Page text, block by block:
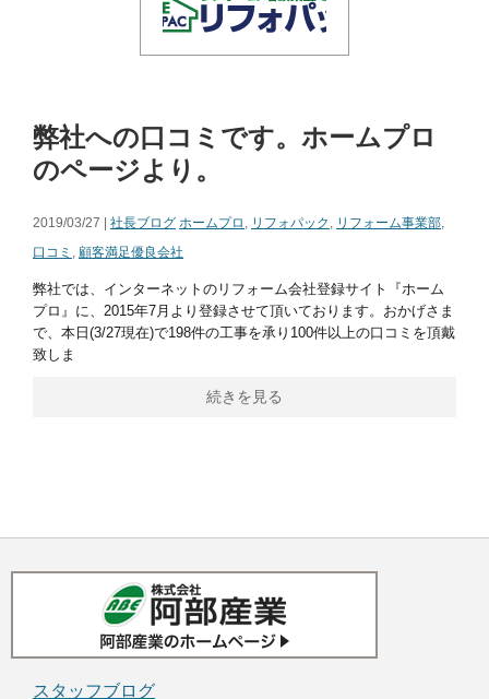
弊社への口コミです。ホームプロ
のページより。
2019/03/27 | 社長ブログ ホームプロ , リフォパック , リフォーム事業部,
口コミ , 顧客満足優良会社
弊社では、インターネットのリフォーム会社登録サイト『ホーム
プロ』に、2015年7月より登録させて頂いております。おかげさま
で、本日(3/27現在)で198件の工事を承り100件以上の口コミを頂戴
致しま
続きを見る
スタッフブログ